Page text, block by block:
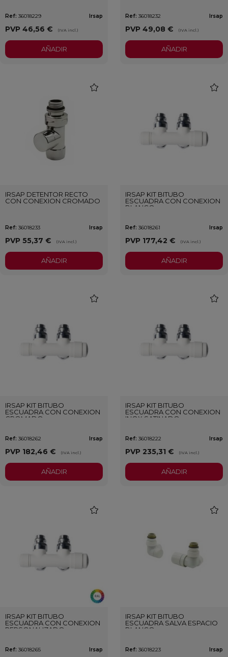
Ref: 36018229 Irsap
PVP 46,56 € (IVA incl.)
AÑADIR
Ref: 36018232 Irsap
PVP 49,08 € (IVA incl.)
AÑADIR
IRSAP DETENTOR RECTO
CON CONEXION CROMADO
Ref: 36018233 Irsap
PVP 55,37 € (IVA incl.)
AÑADIR
IRSAP KIT BITUBO
ESCUADRA CON CONEXION
BLANCO
Ref: 36018261 Irsap
PVP 177,42 € (IVA incl.)
AÑADIR
IRSAP KIT BITUBO
ESCUADRA CON CONEXION
CROMADO
Ref: 36018262 Irsap
PVP 182,46 € (IVA incl.)
AÑADIR
IRSAP KIT BITUBO
ESCUADRA CON CONEXION
INOX SATINADO
Ref: 36018222 Irsap
PVP 235,31 € (IVA incl.)
AÑADIR
IRSAP KIT BITUBO
ESCUADRA CON CONEXION
PERSONALIZADO
Ref: 36018265 Irsap
IRSAP KIT BITUBO
ESCUADRA SALVA ESPACIO
BLANCO
Ref: 36018223 Irsap